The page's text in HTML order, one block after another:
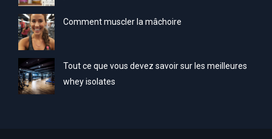
Comment muscler la mâchoire
Tout ce que vous devez savoir sur les meilleures
whey isolates